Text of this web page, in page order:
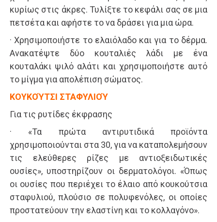
κυρίως στις άκρες. Τυλίξτε το κεφάλι σας σε μια
πετσέτα και αφήστε το να δράσει για μια ώρα.
· Χρησιμοποιήστε το ελαιόλαδο και για το δέρμα.
Ανακατέψτε δύο κουταλιές λάδι με ένα
κουταλάκι ψιλό αλάτι και χρησιμοποιήστε αυτό
το μίγμα για απολέπιση σώματος.
ΚΟΥΚΟΎΤΣΙ ΣΤΑΦΥΛΙΟΎ
Για τις ρυτίδες έκφρασης
· «Τα πρώτα αντιρυτιδικά προϊόντα
χρησιμοποιούνται στα 30, για να καταπολεμήσουν
τις ελεύθερες ρίζες με αντιοξειδωτικές
ουσίες», υποστηρίζουν οι δερματολόγοι. «Όπως
οι ουσίες που περιέχει το έλαιο από κουκούτσια
σταφυλιού, πλούσιο σε πολυφενόλες, οι οποίες
προστατεύουν την ελαστίνη και το κολλαγόνο».